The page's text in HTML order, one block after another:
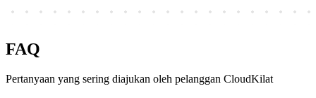
FAQ
Pertanyaan yang sering diajukan oleh pelanggan CloudKilat